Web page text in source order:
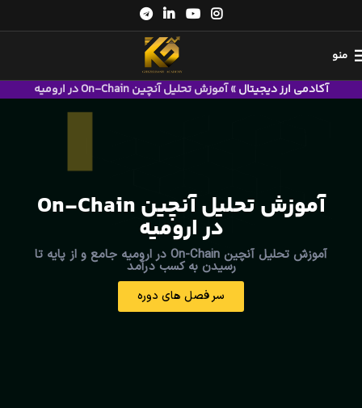
منو
آکادمی ارز دیجیتال»آموزش تحلیل آنچین On-Chain در ارومیه
آموزش تحلیل آنچین On-Chain
در ارومیه
آموزش تحلیل آنچین On-Chain در ارومیه جامع و از پایه تا
رسیدن به کسب درآمد
سر فصل های دوره